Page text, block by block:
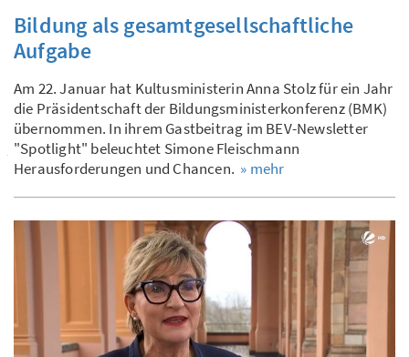
Bildung als gesamtgesellschaftliche
Aufgabe
Am 22. Januar hat Kultusministerin Anna Stolz für ein Jahr
die Präsidentschaft der Bildungsministerkonferenz (BMK)
übernommen. In ihrem Gastbeitrag im BEV-Newsletter
"Spotlight" beleuchtet Simone Fleischmann
Herausforderungen und Chancen. » mehr